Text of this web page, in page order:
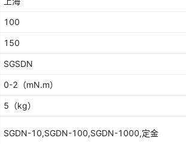
100
150
SGSDN
0-2 （mN.m）
5 （kg）
SGDN-10,SGDN-100,SGDN-1000,定金